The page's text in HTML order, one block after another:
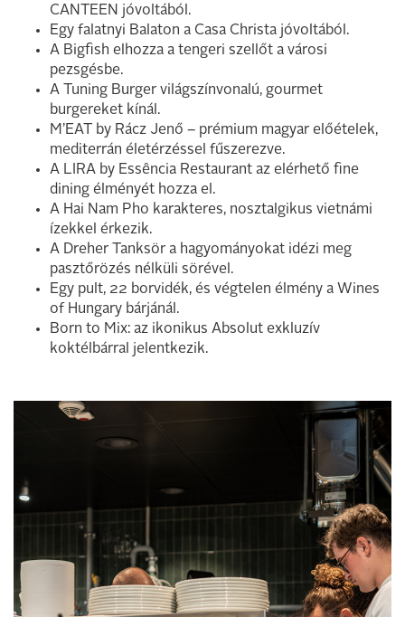
CANTEEN jóvoltából.
Egy falatnyi Balaton a Casa Christa jóvoltából.
A Bigfish elhozza a tengeri szellőt a városi
pezsgésbe.
A Tuning Burger világszínvonalú, gourmet
burgereket kínál.
M’EAT by Rácz Jenő – prémium magyar előételek,
mediterrán életérzéssel fűszerezve.
A LIRA by Essência Restaurant az elérhető fine
dining élményét hozza el.
A Hai Nam Pho karakteres, nosztalgikus vietnámi
ízekkel érkezik.
A Dreher Tanksör a hagyományokat idézi meg
pasztőrözés nélküli sörével.
Egy pult, 22 borvidék, és végtelen élmény a Wines
of Hungary bárjánál.
Born to Mix: az ikonikus Absolut exkluzív
koktélbárral jelentkezik.